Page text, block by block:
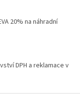
20% na náhradní
DPH a reklamace v